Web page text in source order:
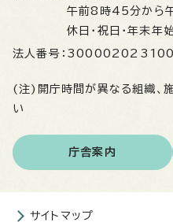
午前8時45分から
休日・祝日・年末年
法人番号：
(注)開庁時間が異なる組織、
い
庁舎案内
サイトマップ